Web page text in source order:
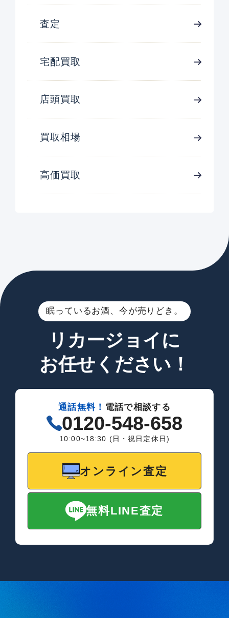
査定
宅配買取
店頭買取
買取相場
高価買取
眠っているお酒、今が売りどき。
リカージョイに
お任せください！
通話無料！ 電話で相談する
0120-548-658
10:00~18:30 (日・祝日定休日)
オンライン査定
無料LINE査定